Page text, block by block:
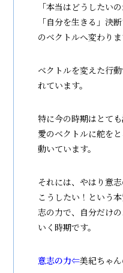
「本当はどうしたい
「自分を生きる」決
のベクトルへ変わりま
ベクトルを変えた行
れています。
特に今の時期はとて
愛のベクトルに舵を
動いています。
それには、やはり意志
こうしたい！という
志の力で、自分だけ
いく時期です。
意志の力⇐美紀ちゃん